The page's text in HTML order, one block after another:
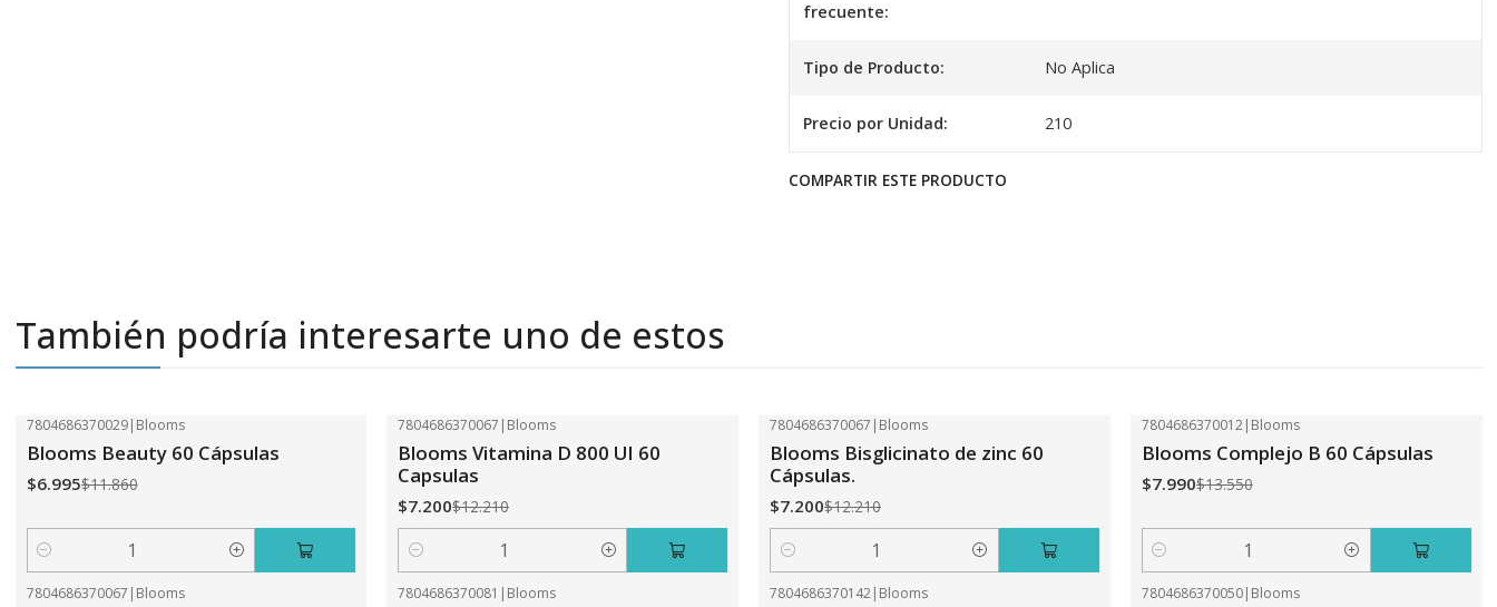
frecuente:
Tipo de Producto: No Aplica
Precio por Unidad: 210
COMPARTIR ESTE PRODUCTO
También podría interesarte uno de estos
7804686370029| Blooms
Blooms Beauty 60 Cápsulas
$6.995$11.860
Cantidad
7804686370067 | Blooms
Blooms Vitamina D 800 UI 60
Capsulas
$7.200$12.210
Cantidad
7804686370067 | Blooms
Blooms Bisglicinato de zinc 60
Cápsulas.
$7.200$12.210
Cantidad
7804686370012| Blooms
Blooms Complejo B 60 Cápsulas
$7.990$13.550
Cantidad
7804686370067 | Blooms 7804686370081 | Blooms 7804686370142| Blooms 7804686370050| Blooms